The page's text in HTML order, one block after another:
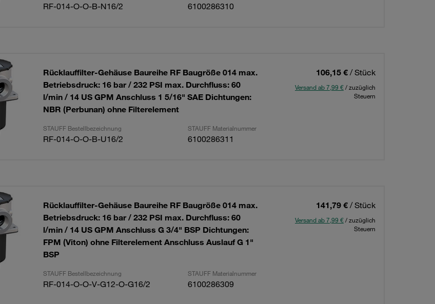
RF-014-O-O-B-N16/2 6100286310
Rücklauffilter-Gehäuse Baureihe RF Baugröße 014 max.
Betriebsdruck: 16 bar / 232 PSI max. Durchfluss: 60
l/min / 14 US GPM Anschluss 1 5/16" SAE Dichtungen:
NBR (Perbunan) ohne Filterelement
106,15 € / Stück
Versand ab 7,99 €/ zuzüglich
Steuern
STAUFF Bestellbezeichnung STAUFF Materialnummer
RF-014-O-O-B-U16/2 6100286311
Rücklauffilter-Gehäuse Baureihe RF Baugröße 014 max.
Betriebsdruck: 16 bar / 232 PSI max. Durchfluss: 60
l/min / 14 US GPM Anschluss G 3/4" BSP Dichtungen:
FPM (Viton) ohne Filterelement Anschluss Auslauf G 1"
BSP
141,79 € / Stück
Versand ab 7,99 €/ zuzüglich
Steuern
STAUFF Bestellbezeichnung STAUFF Materialnummer
RF-014-O-O-V-G12-O-G16/2 6100286309